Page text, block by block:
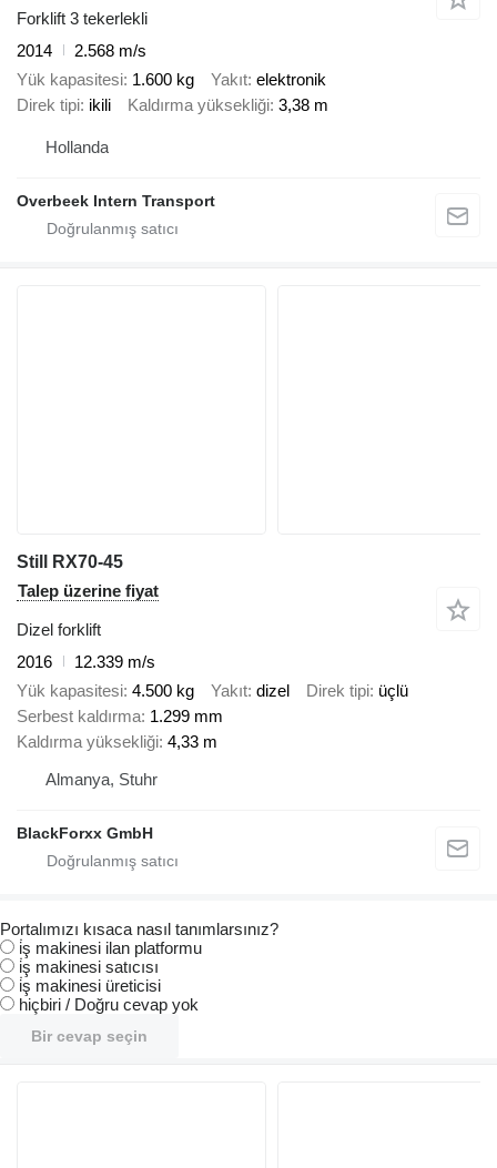
Forklift 3 tekerlekli
2014
2.568 m/s
Yük kapasitesi 1.600 kg Yakıt elektronik
Direk tipi ikili Kaldırma yüksekliği 3,38 m
Hollanda
Overbeek Intern Transport
Still RX70-45
Talep üzerine fiyat
Dizel forklift
2016
12.339 m/s
Yük kapasitesi 4.500 kg Yakıt dizel Direk tipi üçlü
Serbest kaldırma 1.299 mm
Kaldırma yüksekliği 4,33 m
Almanya, Stuhr
BlackForxx GmbH
Portalımızı kısaca nasıl tanımlarsınız?
i̇ş makinesi ilan platformu
i̇ş makinesi satıcısı
i̇ş makinesi üreticisi
hiçbiri / Doğru cevap yok
Bir cevap seçin